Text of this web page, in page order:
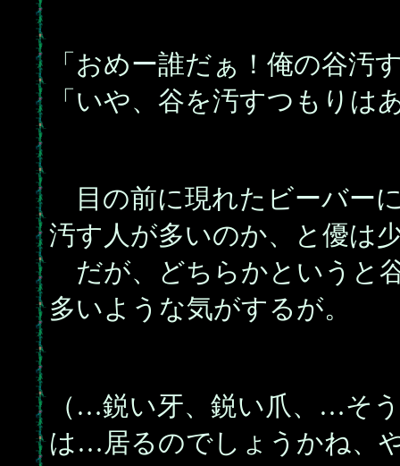
「おめー誰だぁ！俺の谷汚
「いや、谷を汚すつもり
目の前に現れたビーバー
汚す人が多いのか、と優は
だが、どちらかというと
多いような気がするが。
（…鋭い牙、鋭い爪、…そ
は…居るのでしょうかね、